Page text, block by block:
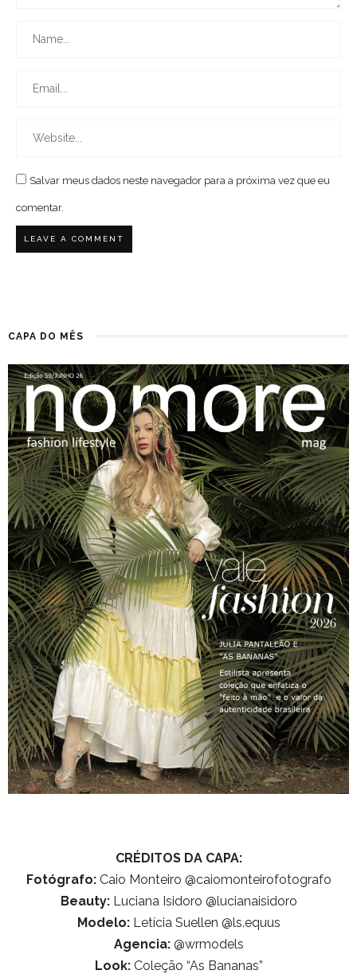
Salvar meus dados neste navegador para a próxima vez que eu
comentar.
CAPA DO MÊS
CRÉDITOS DA CAPA:
Fotógrafo:Caio Monteiro @caiomonteirofotografo
Beauty:Luciana Isidoro @lucianaisidoro
Modelo:Letícia Suellen @ls.equus
Agencia:@wrmodels
Look:Coleção “As Bananas”